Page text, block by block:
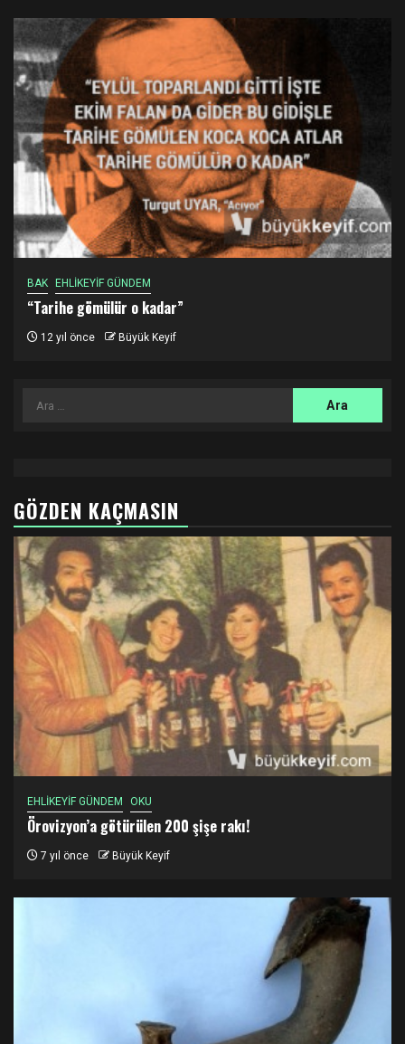
BAK EHLİKEYİF GÜNDEM
“Tarihe gömülür o kadar”
12 yıl önce Büyük Keyif
Arama:
GÖZDEN KAÇMASIN
EHLİKEYİF GÜNDEM OKU
Örovizyon’a götürülen 200 şişe rakı!
7 yıl önce Büyük Keyif